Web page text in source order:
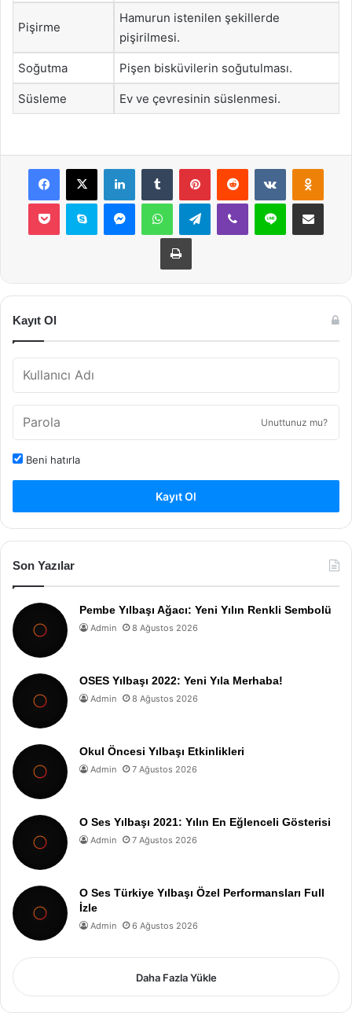
Pişirme
Hamurun istenilen şekillerde
pişirilmesi.
Soğutma Pişen bisküvilerin soğutulması.
Süsleme Ev ve çevresinin süslenmesi.
Facebook
X LinkedInTumblr PinterestReddit VKontakte
Pocket Skype MessengerWhatsAppTelegramViber Line E-Posta ile
Yazdır
Kayıt Ol
Unuttunuz mu?
Beni hatırla
Kayıt Ol
Son Yazılar
Pembe Yılbaşı Ağacı: Yeni Yılın Renkli Sembolü
Admin 8 Ağustos 2026
OSES Yılbaşı 2022: Yeni Yıla Merhaba!
Admin 8 Ağustos 2026
Okul Öncesi Yılbaşı Etkinlikleri
Admin 7 Ağustos 2026
O Ses Yılbaşı 2021: Yılın En Eğlenceli Gösterisi
Admin 7 Ağustos 2026
O Ses Türkiye Yılbaşı Özel Performansları Full
İzle
Admin 6 Ağustos 2026
Daha Fazla Yükle